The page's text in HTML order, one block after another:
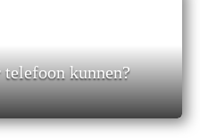
kunnen?